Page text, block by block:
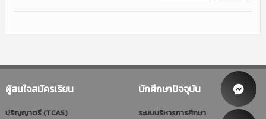
ผู้สนใจสมัครเรียน
ปริญญาตรี (TCAS)
นักศึกษาปัจจุบัน
ระบบบริหารการศึกษา